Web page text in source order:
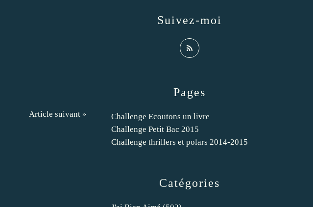
Article suivant »
Catégories
Pages
Challenge Ecoutons un livre
Challenge Petit Bac 2015
Challenge thrillers et polars 2014-2015
Suivez-moi